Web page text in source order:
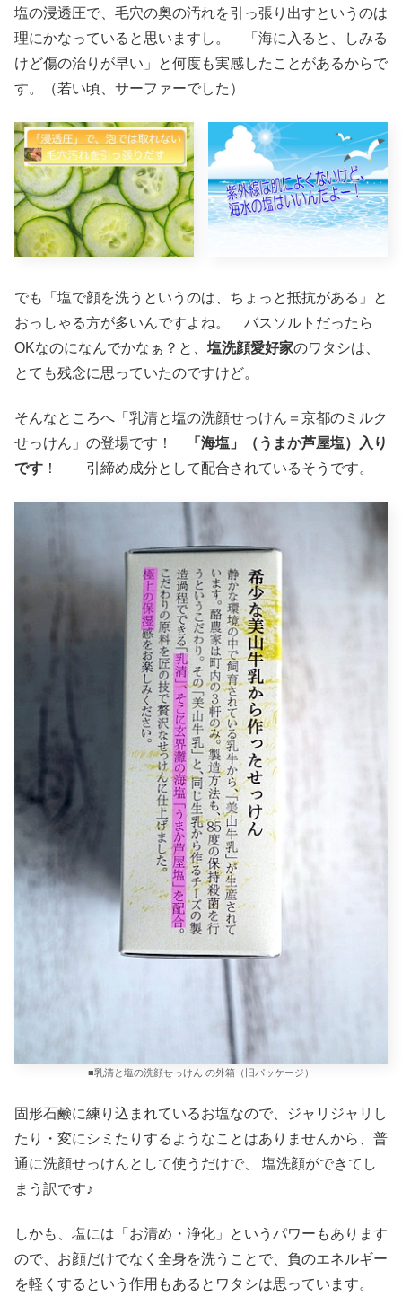
塩の浸透圧で、毛穴の奥の汚れを引っ張り出すというのは
理にかなっていると思いますし。 「海に入ると、しみる
けど傷の治りが早い」と何度も実感したことがあるからで
す。（若い頃、サーファーでした）
でも「塩で顔を洗うというのは、ちょっと抵抗がある」と
おっしゃる方が多いんですよね。 バスソルトだったら
OKなのになんでかなぁ？と、 塩洗顔愛好家のワタシは、
とても残念に思っていたのですけど。
そんなところへ「乳清と塩の洗顔せっけん＝京都のミルク
せっけん」の登場です！
「海塩」（うまか芦屋塩）入り
です ！ 引締め成分として配合されているそうです。
■乳清と塩の洗顔せっけん の外箱（旧パッケージ）
固形石鹸に練り込まれているお塩なので、ジャリジャリし
たり・変にシミたりするようなことはありませんから、普
通に洗顔せっけんとして使うだけで、 塩洗顔ができてし
まう訳です♪
しかも、塩には「お清め・浄化」というパワーもあります
ので、お顔だけでなく全身を洗うことで、負のエネルギー
を軽くするという作用もあるとワタシは思っています。